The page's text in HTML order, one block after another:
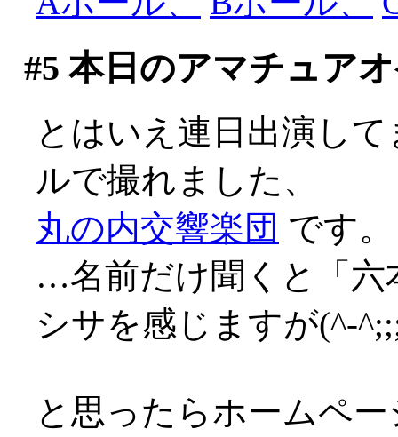
#5 本日のアマチュア
とはいえ連日出演し
ルで撮れました、
丸の内交響楽団 です。
…名前だけ聞くと「六
シサを感じますが(^-
と思ったらホームペ